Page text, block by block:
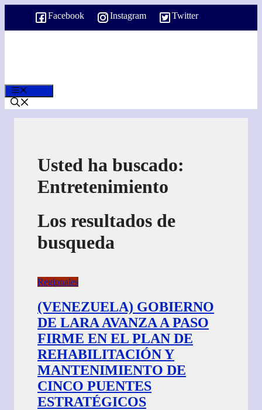
contenido
Facebook Instagram Twitter
Usted ha buscado:
Entretenimiento
Los resultados de
busqueda
Regionales
(VENEZUELA) GOBIERNO
DE LARA AVANZA A PASO
FIRME EN EL PLAN DE
REHABILITACIÓN Y
MANTENIMIENTO DE
CINCO PUENTES
ESTRATÉGICOS